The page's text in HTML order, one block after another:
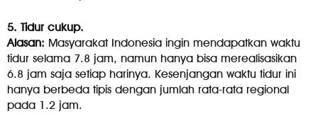
5. Tidur cukup.
Alasan: Masyarakat Indonesia ingin mendapatkan waktu
tidur selama 7.8 jam, namun hanya bisa merealisasikan
6.8 jam saja setiap harinya. Kesenjangan waktu tidur ini
hanya berbeda tipis dengan jumlah rata-rata regional
pada 1.2 jam.